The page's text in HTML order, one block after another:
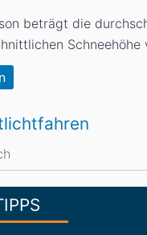
beträgt die
Schneehöhe